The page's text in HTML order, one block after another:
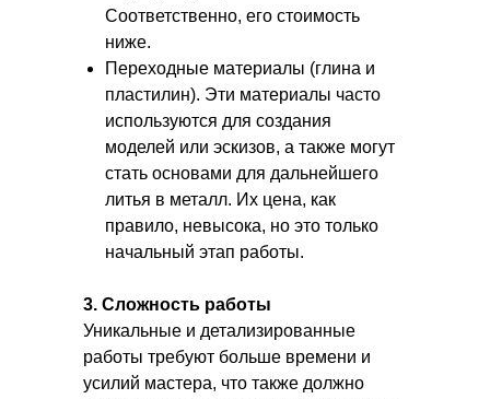
Соответственно, его стоимость
ниже.
Переходные материалы (глина и
пластилин). Эти материалы часто
используются для создания
моделей или эскизов, а также могут
стать основами для дальнейшего
литья в металл. Их цена, как
правило, невысока, но это только
начальный этап работы.
3. Сложность работы
Уникальные и детализированные
работы требуют больше времени и
усилий мастера, что также должно